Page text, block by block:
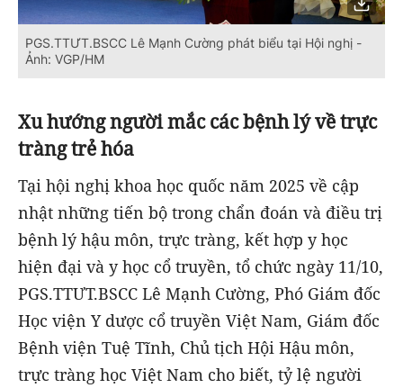
PGS.TTƯT.BSCC Lê Mạnh Cường phát biểu tại Hội nghị -
Ảnh: VGP/HM
Xu hướng người mắc các bệnh lý về trực
tràng trẻ hóa
Tại hội nghị khoa học quốc năm 2025 về cập
nhật những tiến bộ trong chẩn đoán và điều trị
bệnh lý hậu môn, trực tràng, kết hợp y học
hiện đại và y học cổ truyền, tổ chức ngày 11/10,
PGS.TTƯT.BSCC Lê Mạnh Cường, Phó Giám đốc
Học viện Y dược cổ truyền Việt Nam, Giám đốc
Bệnh viện Tuệ Tĩnh, Chủ tịch Hội Hậu môn,
trực tràng học Việt Nam cho biết, tỷ lệ người